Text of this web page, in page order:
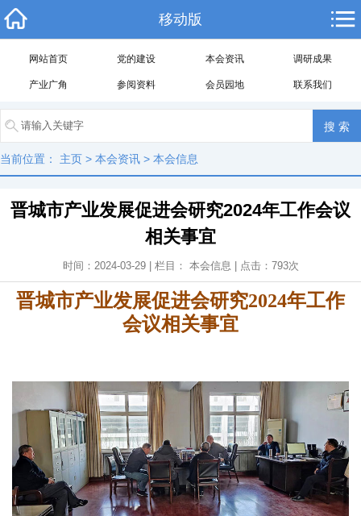
移动版
网站首页 党的建设 本会资讯 调研成果
产业广角 参阅资料 会员园地 联系我们
当前位置： 主页 > 本会资讯 > 本会信息
晋城市产业发展促进会研究2024年工作会议
相关事宜
时间：2024-03-29 | 栏目： 本会信息 | 点击： 793次
晋城市产业发展促进会研究2024年工作
会议相关事宜